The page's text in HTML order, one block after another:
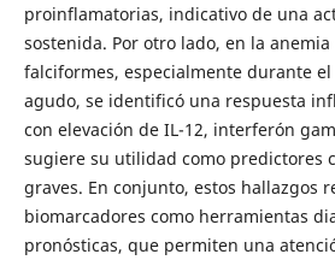
proinflamatorias, indicativo de una
sostenida. Por otro lado, en la anemia
falciformes, especialmente durante
agudo, se identificó una respuesta
con elevación de IL-12, interferón
sugiere su utilidad como predictores
graves. En conjunto, estos hallazgos
biomarcadores como herramientas
pronósticas, que permiten una